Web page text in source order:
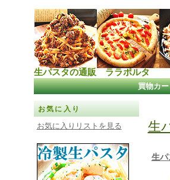
生パスタの通販 ララポルタ
買物カ
お気に入り
お気に入りリストを見る 生
生パ